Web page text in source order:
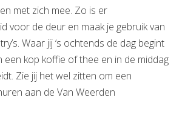
met zich mee. Zo is er
voor de deur en maak je gebruik van
Waar jij ‘s ochtends de dag begint
een kop koffie of thee en in de middag
Zie jij het wel zitten om een
aan de Van Weerden